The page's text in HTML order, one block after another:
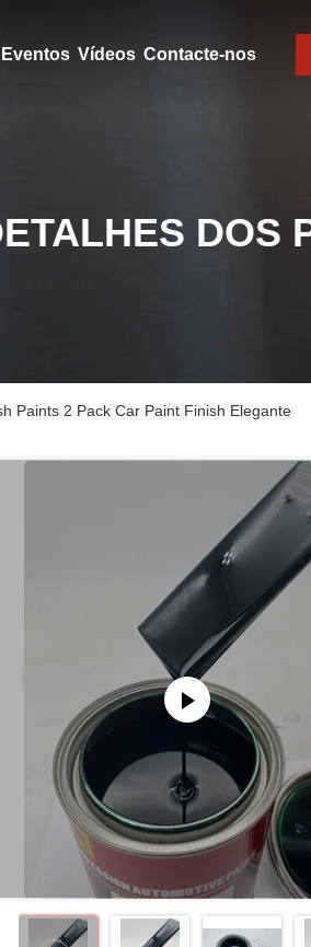
Eventos Vídeos Contacte-nos
DOS
Paints 2 Pack Car Paint Finish Elegante